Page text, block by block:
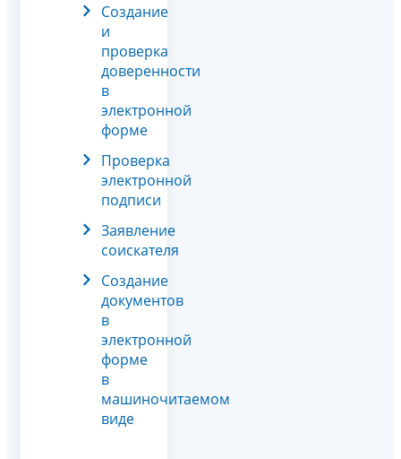
Создание
и
проверка
доверенности
в
электронной
форме
Проверка
электронной
подписи
Заявление
соискателя
Создание
документов
в
электронной
форме
в
машиночитаемом
виде